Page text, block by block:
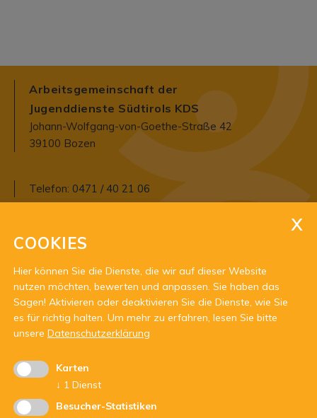
Arbeitsgemeinschaft der
Jugenddienste Südtirols KDS
Johann-Wolfgang-von-Goethe-Straße 42
39100 Bozen
Telefon: 0471 / 40 21 06
Pec:agjd@pec.jugenddienst.it
Mit Unterstützung von:
COOKIES
Hier können Sie die Dienste, die wir auf dieser Website
nutzen möchten, bewerten und anpassen. Sie haben das
Sagen! Aktivieren oder deaktivieren Sie die Dienste, wie Sie
es für richtig halten. Um mehr zu erfahren, lesen Sie bitte
unsere Datenschutzerklärung
Karten
↓ 1 Dienst
Besucher-Statistiken